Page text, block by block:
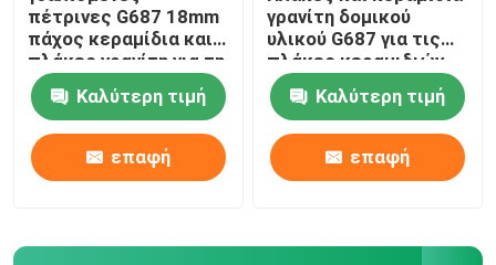
φυσικές εστίες πετρών
μενταγιόν προβολών ύδατος
πέτρινες G687 18mm
πάχος κεραμίδια και
πλάκες γρανίτη για τη
διακόσμηση
Καλύτερη τιμή
επαφή
γρανίτη δομικού
υλικού G687 για τις
πλάκες κεραμιδιών
πατωμάτων τοίχων
Καλύτερη τιμή
επαφή